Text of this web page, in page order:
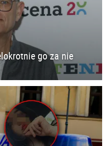
go za nie